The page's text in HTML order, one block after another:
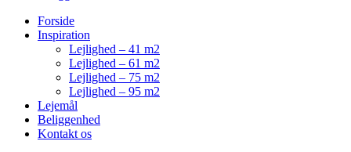
Forside
Inspiration
Lejlighed – 41 m2
Lejlighed – 61 m2
Lejlighed – 75 m2
Lejlighed – 95 m2
Lejemål
Beliggenhed
Kontakt os